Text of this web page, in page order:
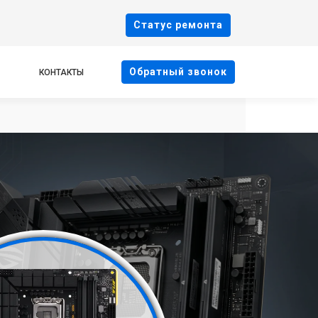
Cтатус ремонта
КОНТАКТЫ Oбратный звонок